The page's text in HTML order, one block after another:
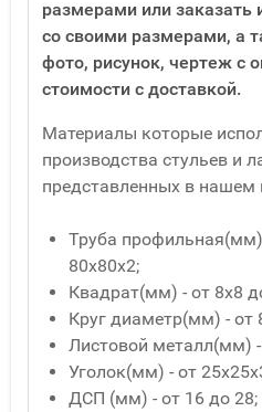
размерами или заказать
со своими размерами, а
фото, рисунок, чертеж с
стоимости с доставкой.
Материалы которые
производства стульев и
представленных в нашем
Труба
80x80x2;
Квадрат(мм) - от 8x8
Круг диаметр(мм) - от
Листовой металл(мм)
Уголок(мм) - от
ДСП (мм) - от 16 до